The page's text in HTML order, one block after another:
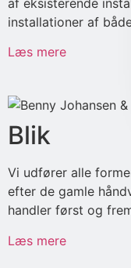
af eksisterende
installationer af
Læs mere
Blik
Vi udfører alle
efter de gamle
handler først og
Læs mere